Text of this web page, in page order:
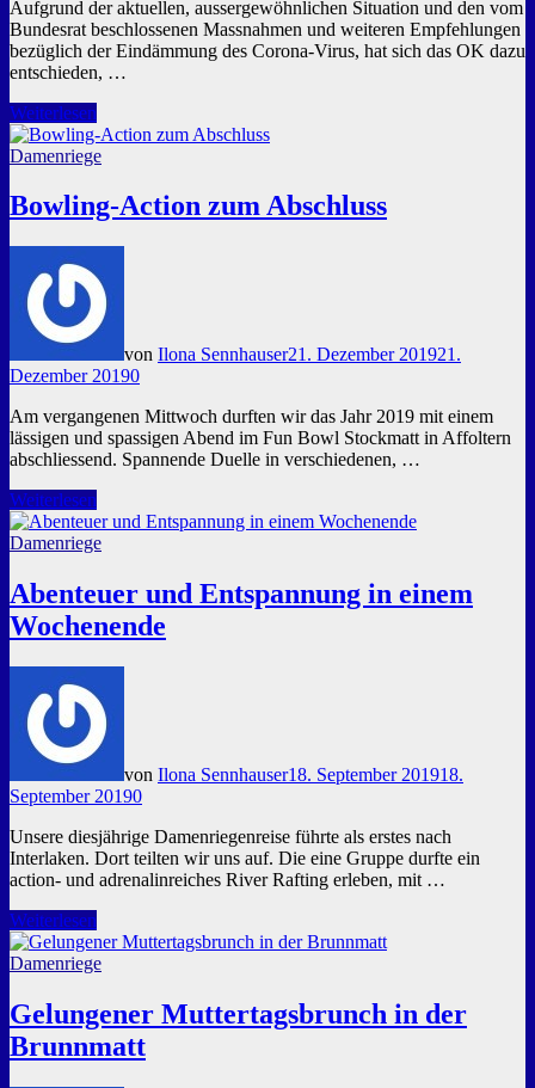
Aufgrund der aktuellen, aussergewöhnlichen Situation und den vom
Bundesrat beschlossenen Massnahmen und weiteren Empfehlungen
bezüglich der Eindämmung des Corona-Virus, hat sich das OK dazu
entschieden, …
Muttertagsbrunch:
abgesagt!
Weiterlesen
Damenriege
Bowling-Action zum Abschluss
von Ilona Sennhauser21. Dezember 201921.
Dezember 20190
Am vergangenen Mittwoch durften wir das Jahr 2019 mit einem
lässigen und spassigen Abend im Fun Bowl Stockmatt in Affoltern
abschliessend. Spannende Duelle in verschiedenen, …
Bowling-
Action
zum
Weiterlesen
Damenriege
Abenteuer und Entspannung in einem
Wochenende
von Ilona Sennhauser18. September 201918.
September 20190
Unsere diesjährige Damenriegenreise führte als erstes nach
Interlaken. Dort teilten wir uns auf. Die eine Gruppe durfte ein
action- und adrenalinreiches River Rafting erleben, mit …
Abenteuer
und
Entspannung
einem
Wochenende
Weiterlesen
Damenriege
Gelungener Muttertagsbrunch in der
Brunnmatt